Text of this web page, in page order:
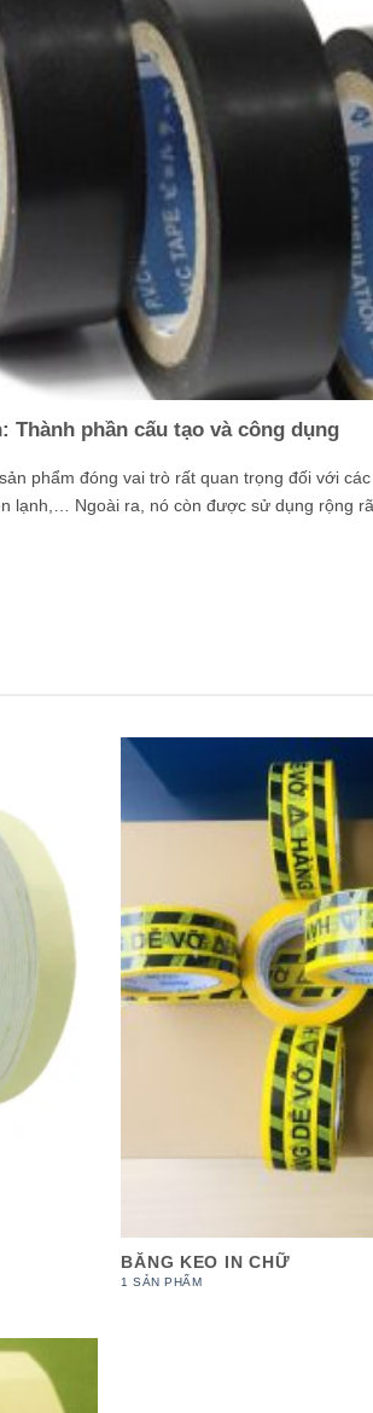
Thành phần cấu tạo và công dụng
phẩm đóng vai trò rất quan trọng đối với
lạnh,… Ngoài ra, nó còn được sử dụng rộng
BĂNG KEO IN CHỮ
1 SẢN PHẨM